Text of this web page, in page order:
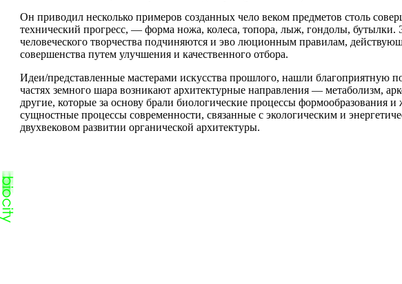
Он приводил несколько примеров созданных чело­ веком предметов столь
технический про­гресс, — форма ножа, колеса, топора, лыж, гондолы, бутылки.
человеческого творчества подчиняются и эво­ люционным правилам,
совершенства путем улучшения и качественного отбора.
Идеи/представленные мастерами искусства прошло­го, нашли благоприятную
частях земного шара возникают архитектурные направления — метаболизм,
другие, которые за основу брали биологические процессы
сущностные процессы современности, связанные с экологическим и
двухвековом развитии органической архитектуры.